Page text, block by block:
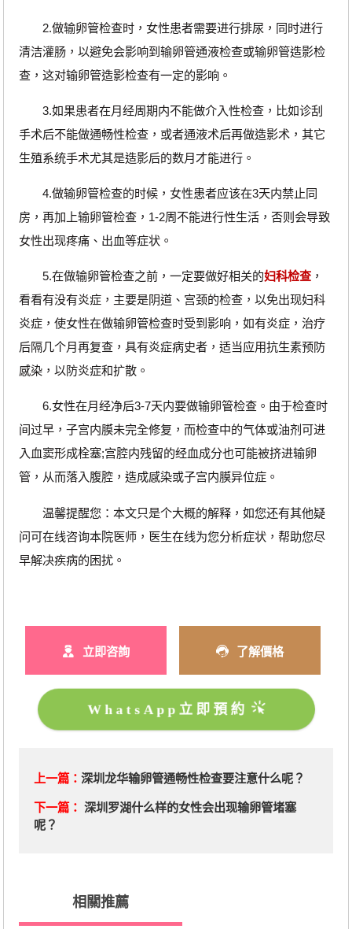
2.做输卵管检查时，女性患者需要进行排尿，同时进行
清洁灌肠，以避免会影响到输卵管通液检查或输卵管造影检
查，这对输卵管造影检查有一定的影响。
3.如果患者在月经周期内不能做介入性检查，比如诊刮
手术后不能做通畅性检查，或者通液术后再做造影术，其它
生殖系统手术尤其是造影后的数月才能进行。
4.做输卵管检查的时候，女性患者应该在3天内禁止同
房，再加上输卵管检查，1-2周不能进行性生活，否则会导致
女性出现疼痛、出血等症状。
5.在做输卵管检查之前，一定要做好相关的妇科检查，
看看有没有炎症，主要是阴道、宫颈的检查，以免出现妇科
炎症，使女性在做输卵管检查时受到影响，如有炎症，治疗
后隔几个月再复查，具有炎症病史者，适当应用抗生素预防
感染，以防炎症和扩散。
6.女性在月经净后3-7天内要做输卵管检查。由于检查时
间过早，子宫内膜未完全修复，而检查中的气体或油剂可进
入血窦形成栓塞;宫腔内残留的经血成分也可能被挤进输卵
管，从而落入腹腔，造成感染或子宫内膜异位症。
温馨提醒您：本文只是个大概的解释，如您还有其他疑
问可在线咨询本院医师，医生在线为您分析症状，帮助您尽
早解决疾病的困扰。
立即咨詢 了解價格
WhatsApp立即預約
上一篇： 深圳龙华输卵管通畅性检查要注意什么呢？
下一篇： 深圳罗湖什么样的女性会出现输卵管堵塞
呢？
相關推薦